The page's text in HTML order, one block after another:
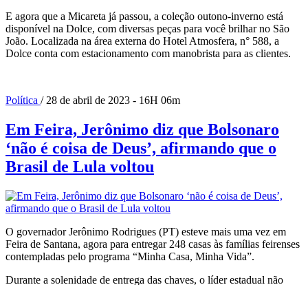
E agora que a Micareta já passou, a coleção outono-inverno está
disponível na Dolce, com diversas peças para você brilhar no São
João. Localizada na área externa do Hotel Atmosfera, n° 588, a
Dolce conta com estacionamento com manobrista para as clientes.
Política / 28 de abril de 2023 - 16H 06m
Em Feira, Jerônimo diz que Bolsonaro
‘não é coisa de Deus’, afirmando que o
Brasil de Lula voltou
O governador Jerônimo Rodrigues (PT) esteve mais uma vez em
Feira de Santana, agora para entregar 248 casas às famílias feirenses
contempladas pelo programa “Minha Casa, Minha Vida”.
Durante a solenidade de entrega das chaves, o líder estadual não